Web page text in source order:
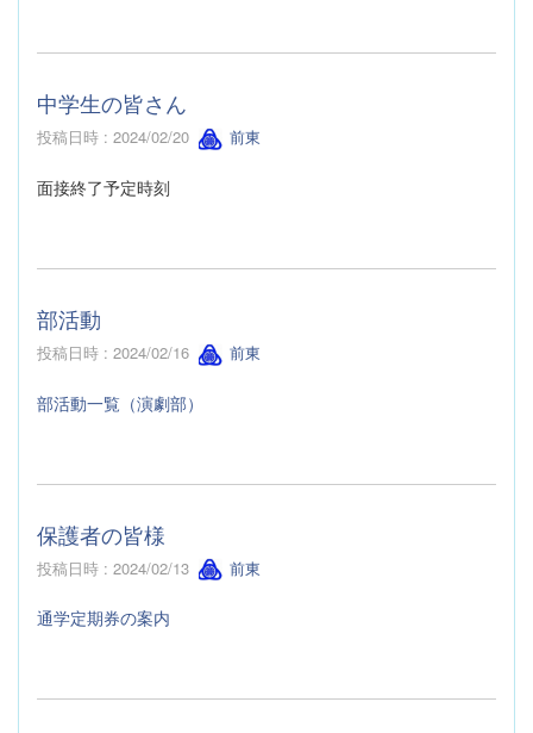
中学生の皆さん
投稿日時 : 2024/02/20 前東
面接終了予定時刻
部活動
投稿日時 : 2024/02/16 前東
部活動一覧（演劇部）
保護者の皆様
投稿日時 : 2024/02/13 前東
通学定期券の案内